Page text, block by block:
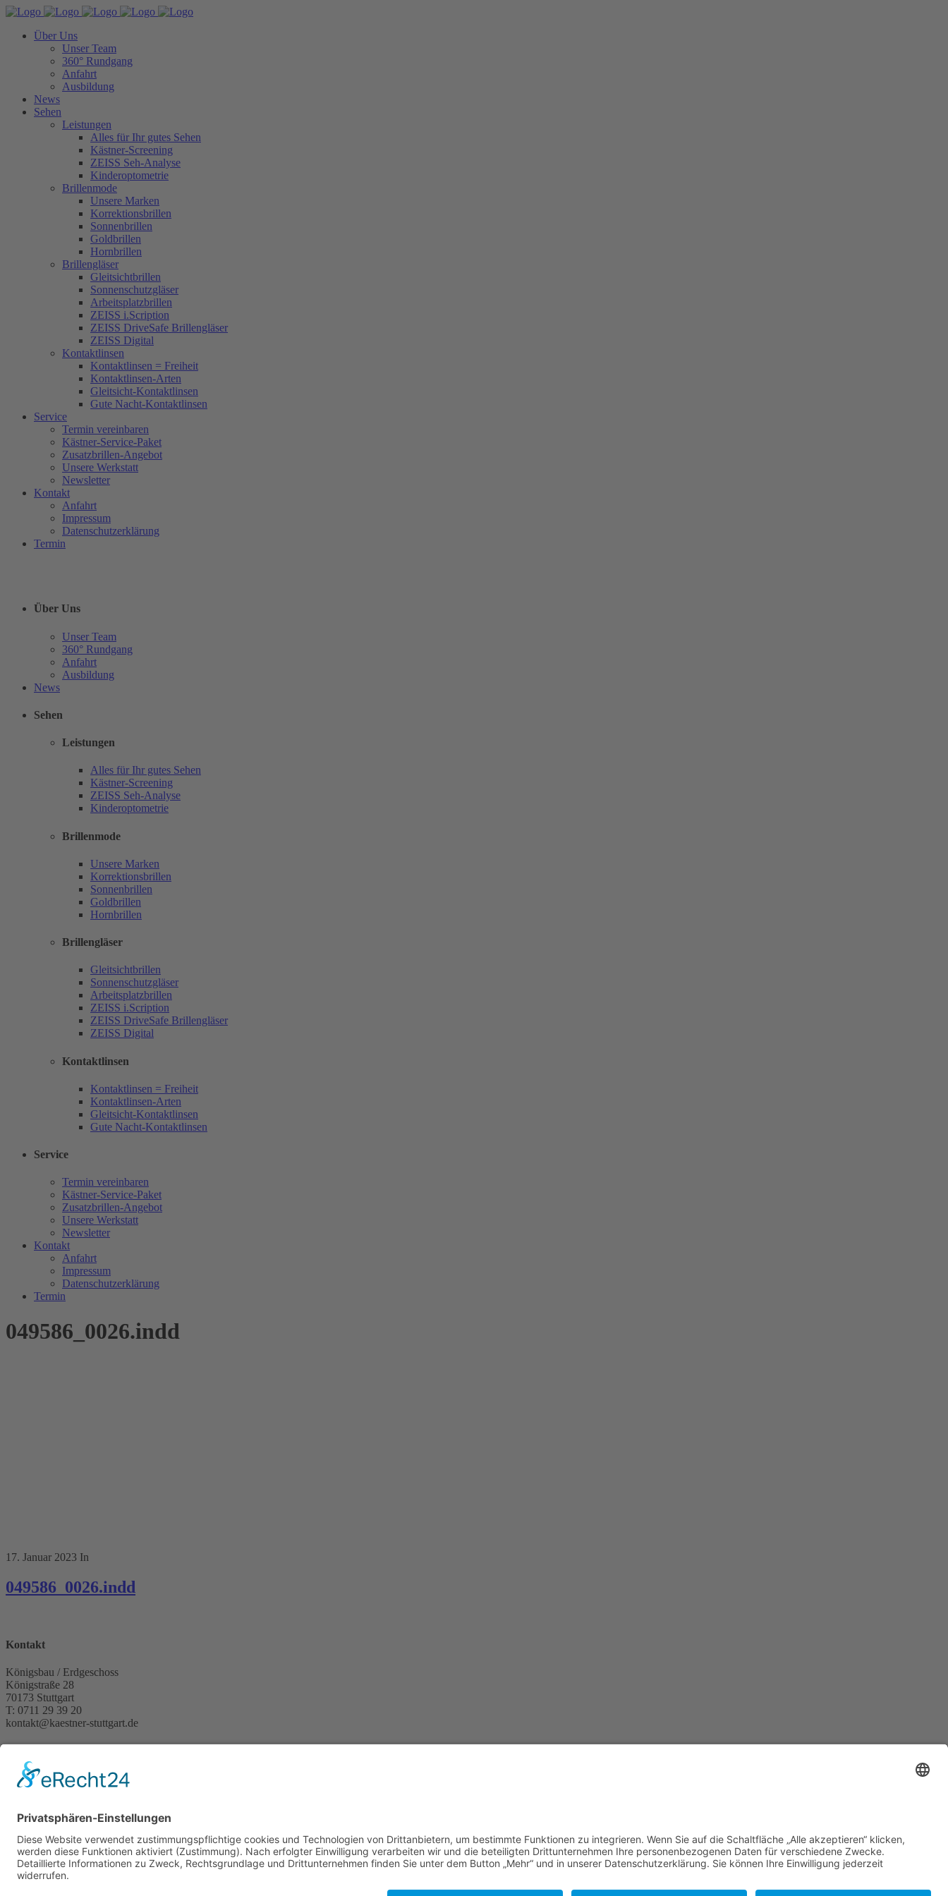
Über Uns
Unser Team
360° Rundgang
Anfahrt
Ausbildung
News
Sehen
Leistungen
Alles für Ihr gutes Sehen
Kästner-Screening
ZEISS Seh-Analyse
Kinderoptometrie
Brillenmode
Unsere Marken
Korrektionsbrillen
Sonnenbrillen
Goldbrillen
Hornbrillen
Brillengläser
Gleitsichtbrillen
Sonnenschutzgläser
Arbeitsplatzbrillen
ZEISS i.Scription
ZEISS DriveSafe Brillengläser
ZEISS Digital
Kontaktlinsen
Kontaktlinsen = Freiheit
Kontaktlinsen-Arten
Gleitsicht-Kontaktlinsen
Gute Nacht-Kontaktlinsen
Service
Termin vereinbaren
Kästner-Service-Paket
Zusatzbrillen-Angebot
Unsere Werkstatt
Newsletter
Kontakt
Anfahrt
Impressum
Datenschutzerklärung
Termin
Über Uns
Unser Team
360° Rundgang
Anfahrt
Ausbildung
News
Sehen
Leistungen
Alles für Ihr gutes Sehen
Kästner-Screening
ZEISS Seh-Analyse
Kinderoptometrie
Brillenmode
Unsere Marken
Korrektionsbrillen
Sonnenbrillen
Goldbrillen
Hornbrillen
Brillengläser
Gleitsichtbrillen
Sonnenschutzgläser
Arbeitsplatzbrillen
ZEISS i.Scription
ZEISS DriveSafe Brillengläser
ZEISS Digital
Kontaktlinsen
Kontaktlinsen = Freiheit
Kontaktlinsen-Arten
Gleitsicht-Kontaktlinsen
Gute Nacht-Kontaktlinsen
Service
Termin vereinbaren
Kästner-Service-Paket
Zusatzbrillen-Angebot
Unsere Werkstatt
Newsletter
Kontakt
Anfahrt
Impressum
Datenschutzerklärung
Termin
049586_0026.indd
17. Januar 2023 In
049586_0026.indd
Kontakt
Königsbau / Erdgeschoss
Königstraße 28
70173 Stuttgart
T: 0711 29 39 20
kontakt@kaestner-stuttgart.de
Montag bis Samstag:
10:00 Uhr – 19:00 Uhr
Pflichtangaben
Impressum
Datenschutzerklärung
Kontakt